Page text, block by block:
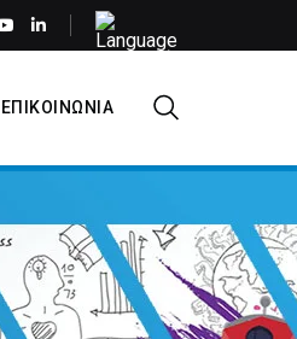
Select
your
ΕΠΙΚΟΙΝΩΝΙΑ